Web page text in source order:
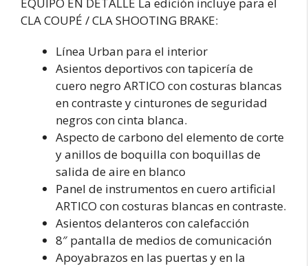
CLA COUPÉ / CLA SHOOTING BRAKE:
Línea Urban para el interior
Asientos deportivos con tapicería de
cuero negro ARTICO con costuras blancas
en contraste y cinturones de seguridad
negros con cinta blanca.
Aspecto de carbono del elemento de corte
y anillos de boquilla con boquillas de
salida de aire en blanco
Panel de instrumentos en cuero artificial
ARTICO con costuras blancas en contraste.
Asientos delanteros con calefacción
8″ pantalla de medios de comunicación
Apoyabrazos en las puertas y en la